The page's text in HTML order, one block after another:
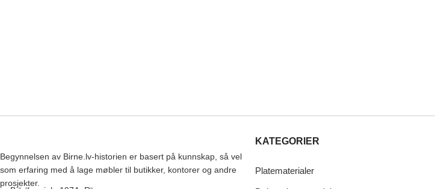
Begynnelsen av Birne.lv-historien er basert på kunnskap, så vel
som erfaring med å lage møbler til butikker, kontorer og andre
prosjekter.
KATEGORIER
Platematerialer